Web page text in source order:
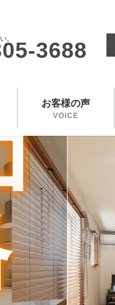
。 3688
お客様の声
VOICE